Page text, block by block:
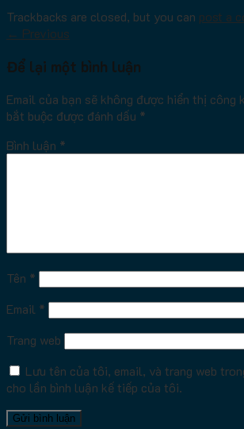
Trackbacks are closed, but you can post a
← Previous
Để lại một bình luận
Email của bạn sẽ không được hiển thị công
bắt buộc được đánh dấu *
Bình luận *
Tên *
Email *
Trang web
Lưu tên của tôi, email, và trang web
cho lần bình luận kế tiếp của tôi.